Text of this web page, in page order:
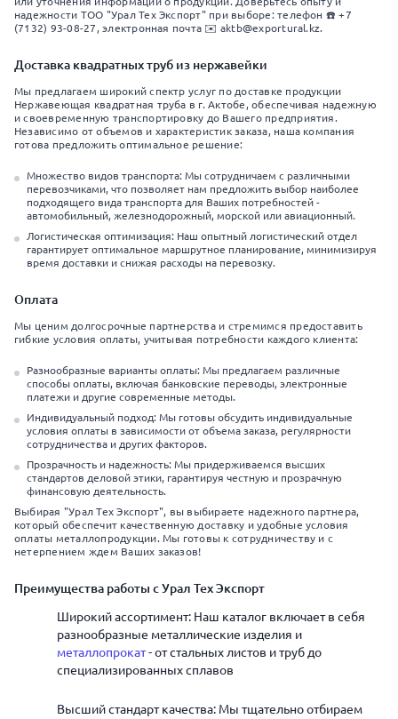
надежности ТОО "Урал Тех Экспорт" при выборе: телефон ☎️ +7
(7132) 93-08-27, электронная почта ✉️ aktb@exportural.kz.
Доставка квадратных труб из нержавейки
Мы предлагаем широкий спектр услуг по доставке продукции
Нержавеющая квадратная труба в г. Актобе, обеспечивая надежную
и своевременную транспортировку до Вашего предприятия.
Независимо от объемов и характеристик заказа, наша компания
готова предложить оптимальное решение:
Множество видов транспорта: Мы сотрудничаем с различными
перевозчиками, что позволяет нам предложить выбор наиболее
подходящего вида транспорта для Ваших потребностей -
автомобильный, железнодорожный, морской или авиационный.
Логистическая оптимизация: Наш опытный логистический отдел
гарантирует оптимальное маршрутное планирование, минимизируя
время доставки и снижая расходы на перевозку.
Оплата
Мы ценим долгосрочные партнерства и стремимся предоставить
гибкие условия оплаты, учитывая потребности каждого клиента:
Разнообразные варианты оплаты: Мы предлагаем различные
способы оплаты, включая банковские переводы, электронные
платежи и другие современные методы.
Индивидуальный подход: Мы готовы обсудить индивидуальные
условия оплаты в зависимости от объема заказа, регулярности
сотрудничества и других факторов.
Прозрачность и надежность: Мы придерживаемся высших
стандартов деловой этики, гарантируя честную и прозрачную
финансовую деятельность.
Выбирая "Урал Тех Экспорт", вы выбираете надежного партнера,
который обеспечит качественную доставку и удобные условия
оплаты металлопродукции. Мы готовы к сотрудничеству и с
нетерпением ждем Ваших заказов!
Преимущества работы с Урал Тех Экспорт
Широкий ассортимент: Наш каталог включает в себя
разнообразные металлические изделия и
металлопрокат- от стальных листов и труб до
специализированных сплавов
Высший стандарт качества: Мы тщательно отбираем